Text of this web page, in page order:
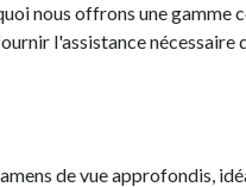
nous offrons une gamme
l'assistance
de vue approfondis,